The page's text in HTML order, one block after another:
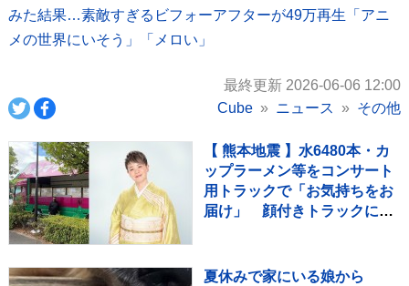
みた結果…素敵すぎるビフォーアフターが49万再生「アニ
メの世界にいそう」「メロい」
最終更新 2026-06-06 12:00
Cube
ニュース その他
【 熊本地震 】水6480本・カ
ップラーメン等をコンサート
用トラックで「お気持ちをお
届け」 顔付きトラックにた
夏休みで家にいる娘から